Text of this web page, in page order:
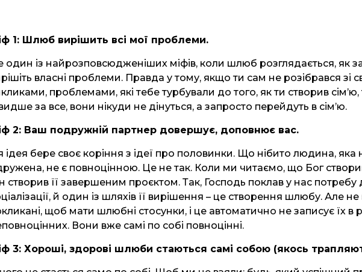
1: Шлюб вирішить всі мої проблеми.
один із найрозповсюдженіших міфів, коли шлюб розглядається, як
власні проблеми. Правда у тому, якщо ти сам не розібрався зі
проблемами, які тебе турбували до того, як ти створив сім’ю,
за все, вони нікуди не дінуться, а запросто перейдуть в сім’ю.
2: Ваш подружній партнер довершує, доповнює вас.
ідея бере своє коріння з ідеї про половинки. Що нібито людина, яка
не є повноцінною. Це не так. Коли ми читаємо, що Бог
створив її завершеним проєктом. Так, Господь поклав у нас потребу
й один із шляхів її вирішення – це створення шлюбу. Але не
щоб мати шлюбні стосунки, і це автоматично не записує їх в
Вони вже самі по собі повноцінні.
3: Хороші, здорові шлюби стаються самі собою (якось